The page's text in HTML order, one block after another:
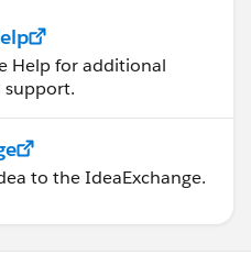
Help for additional
support.
to the IdeaExchange.